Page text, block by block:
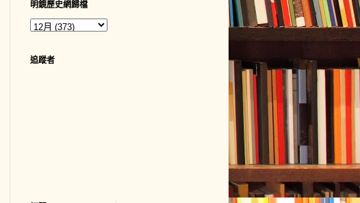
明鏡歷史網歸檔
追蹤者